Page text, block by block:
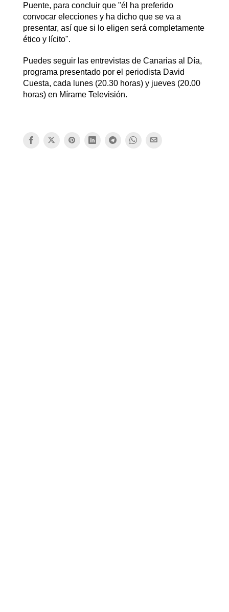
Puente, para concluir que "él ha preferido
convocar elecciones y ha dicho que se va a
presentar, así que si lo eligen será completamente
ético y lícito".
Puedes seguir las entrevistas de Canarias al Día,
programa presentado por el periodista David
Cuesta, cada lunes (20.30 horas) y jueves (20.00
horas) en Mírame Televisión.